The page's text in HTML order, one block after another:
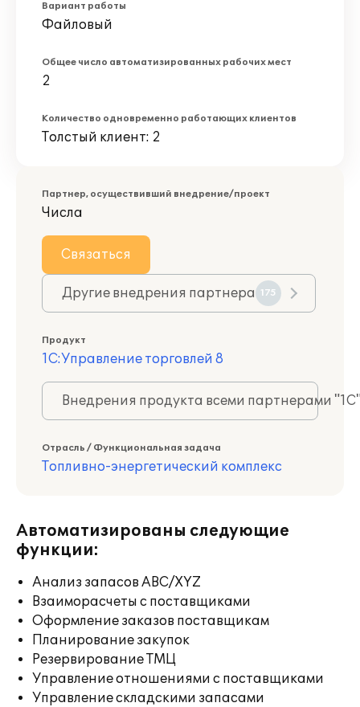
Вариант работы
Файловый
Общее число автоматизированных рабочих мест
2
Количество одновременно работающих клиентов
Толстый клиент: 2
Партнер, осуществивший внедрение/проект
Числа
Связаться
Другие внедрения партнера 175
Продукт
1С:Управление торговлей 8
Внедрения продукта всеми партнерами
Отрасль / Функциональная задача
Топливно-энергетический комплекс
Автоматизированы следующие
функции:
Анализ запасов ABC/XYZ
Взаиморасчеты с поставщиками
Оформление заказов поставщикам
Планирование закупок
Резервирование ТМЦ
Управление отношениями с поставщиками
Управление складскими запасами